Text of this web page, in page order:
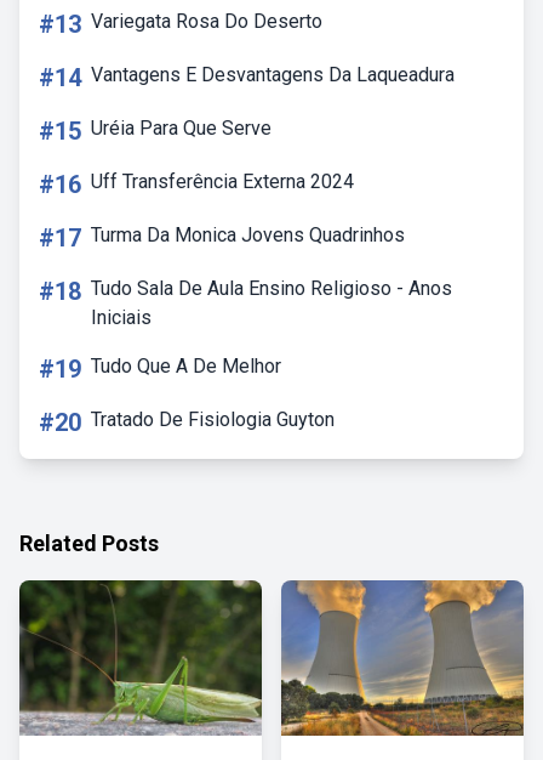
#13 Variegata Rosa Do Deserto
#14 Vantagens E Desvantagens Da Laqueadura
#15 Uréia Para Que Serve
#16 Uff Transferência Externa 2024
#17 Turma Da Monica Jovens Quadrinhos
#18 Tudo Sala De Aula Ensino Religioso - Anos
Iniciais
#19 Tudo Que A De Melhor
#20 Tratado De Fisiologia Guyton
Related Posts